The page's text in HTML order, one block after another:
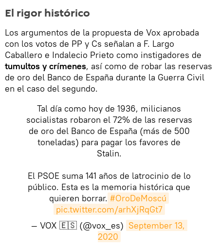
El rigor histórico
Los argumentos de la propuesta de Vox aprobada
con los votos de PP y Cs señalan a F. Largo
Caballero e Indalecio Prieto como instigadores de
tumultos y crímenes, así como de robar las reservas
de oro del Banco de España durante la Guerra Civil
en el caso del segundo.
Tal día como hoy de 1936, milicianos
socialistas robaron el 72% de las reservas
de oro del Banco de España (más de 500
toneladas) para pagar los favores de
Stalin.
El PSOE suma 141 años de latrocinio de lo
público. Esta es la memoria histórica que
quieren borrar. #OroDeMoscú
pic.twitter.com/arhXjRqGt7
— VOX 🇪🇸 (@vox_es) September 13,
2020